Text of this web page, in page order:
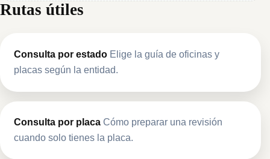
Rutas útiles
Consulta por estado Elige la guía de oficinas y
placas según la entidad.
Consulta por placa Cómo preparar una revisión
cuando solo tienes la placa.